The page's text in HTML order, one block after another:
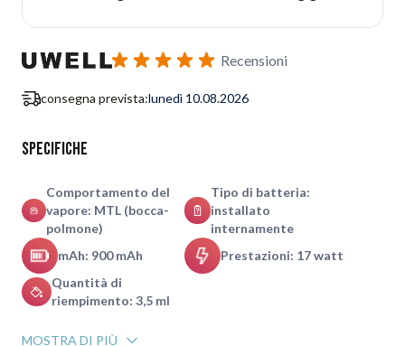
Recensioni
consegna prevista:lunedì 10.08.2026
Specifiche
Comportamento del
vapore: MTL (bocca-
polmone)
Tipo di batteria:
installato
internamente
mAh: 900 mAh
Prestazioni: 17 watt
Quantità di
riempimento: 3,5 ml
MOSTRA DI PIÙ